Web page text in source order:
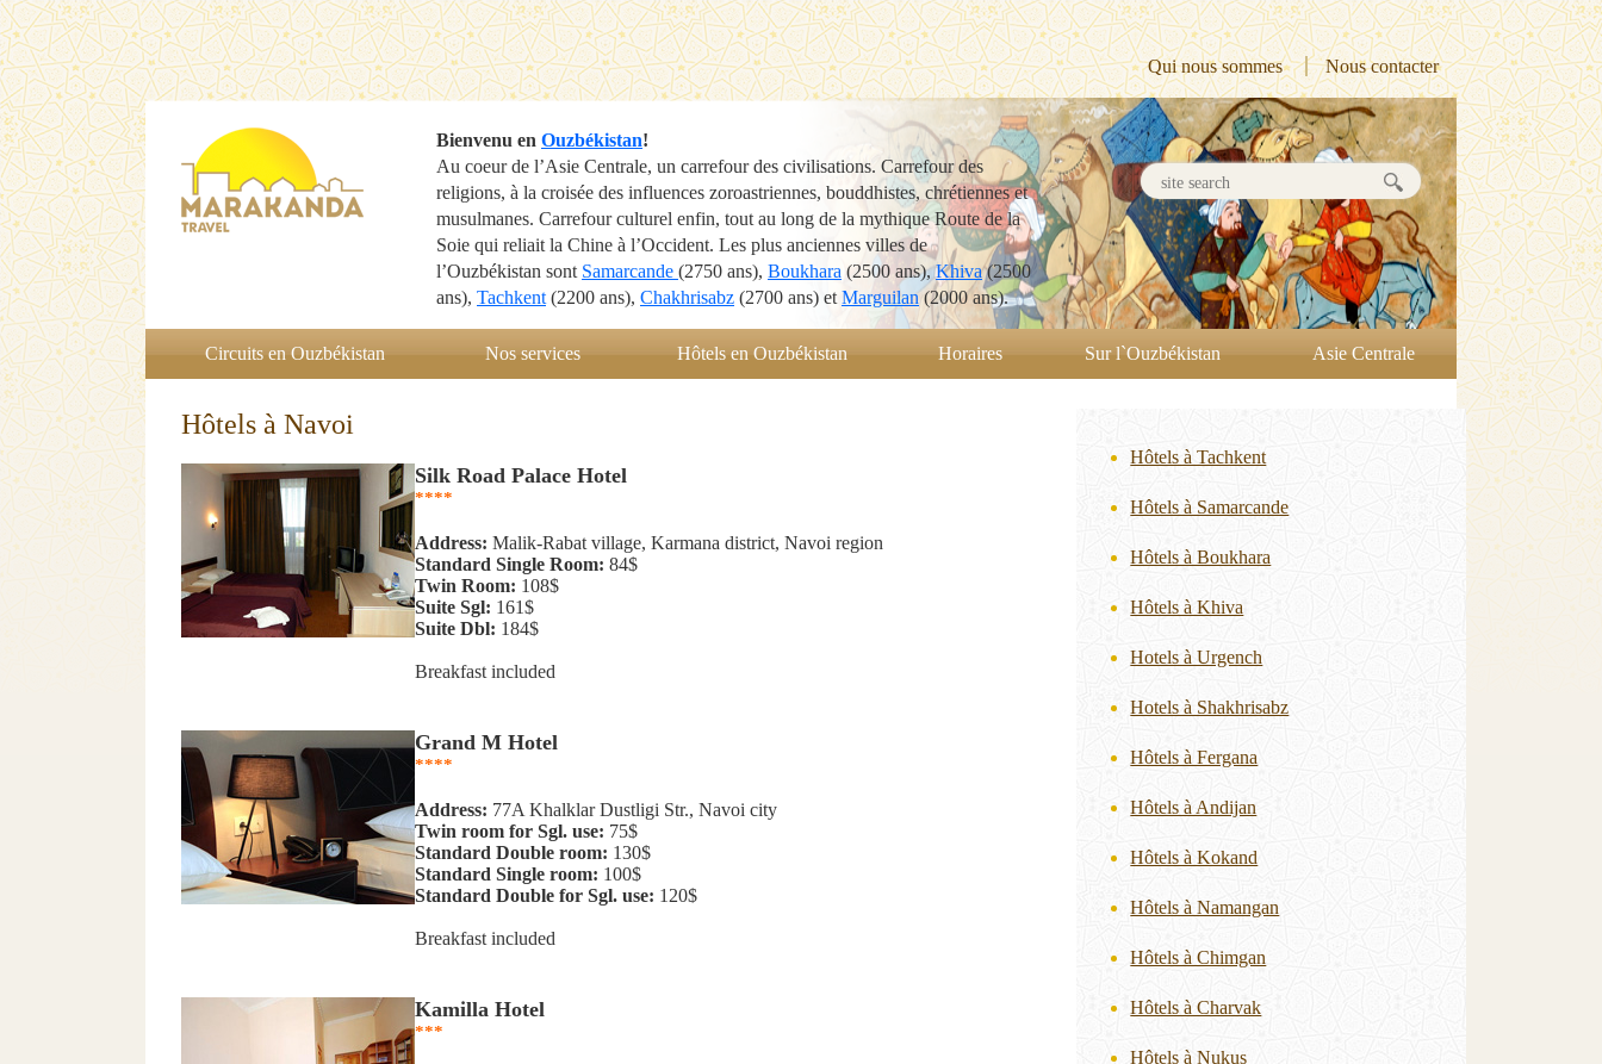
Qui nous sommes Nous contacter
Bienvenu en Ouzbékistan!
Au coeur de l’Asie Centrale, un carrefour des civilisations. Carrefour des
religions, à la croisée des influences zoroastriennes, bouddhistes, chrétiennes et
musulmanes. Carrefour culturel enfin, tout au long de la mythique Route de la
Soie qui reliait la Chine à l’Occident. Les plus anciennes villes de
l’Ouzbékistan sont Samarcande (2750 ans), Boukhara (2500 ans),Khiva(2500
ans), Tachkent (2200 ans), Chakhrisabz (2700 ans) et Marguilan(2000 ans).
Circuits en Ouzbékistan Nos services Hôtels en Ouzbékistan Horaires Sur l`Ouzbékistan Asie Centrale
Hôtels à Navoi
Silk Road Palace Hotel
****
Address: Malik-Rabat village, Karmana district, Navoi region
Standard Single Room: 84$
Twin Room: 108$
Suite Sgl: 161$
Suite Dbl: 184$
Breakfast included
Grand M Hotel
****
Address: 77A Khalklar Dustligi Str., Navoi city
Twin room for Sgl. use: 75$
Standard Double room: 130$
Standard Single room: 100$
Standard Double for Sgl. use: 120$
Breakfast included
Kamilla Hotel
***
Hôtels à Tachkent
Hôtels à Samarcande
Hôtels à Boukhara
Hôtels à Khiva
Hotels à Urgench
Hotels à Shakhrisabz
Hôtels à Fergana
Hôtels à Andijan
Hôtels à Kokand
Hôtels à Namangan
Hôtels à Chimgan
Hôtels à Charvak
Hôtels à Nukus